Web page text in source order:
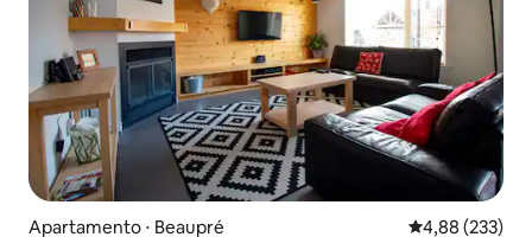
Apartamento ⋅ Beaupré 4,88 de uma
4,88 (233)